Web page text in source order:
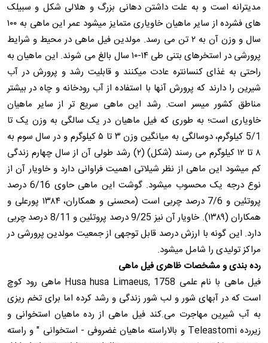
مدیترانه است و به علت داشتن دهانی بزرگ و هلالی شکل و سبیلک
های فشرده از سایر ماهیان خاویاری متمایز میشود عمر این ماهی به ۱۰۰
سال و وزن آن به ۲ تن می رسد. مولدین فیل ماهی در محیط و شرایط
پرورشی در استخرهای بتنی طی ۱۴-۱۰ سال بالغ می شوند. این ماهیان به
راحتی به غذای کنسانتره عادت میکنند و قابلیت رشد و پرورش در آب
شیرین را دارند که پرورش آنها با استفاده از آب رودخانه و چاه در بیشتر
مناطق کشور میسر است. رشد این ماهی سریع تر از سایر ماهیان
خاویاری است؛ به طوری که فیل ماهیان در یک سالگی به وزن یک تا
5/1 کیلوگرم، دوسالگی به میانگین وزن ۳ تا ۵ کیلوگرم و در سال سوم به
۸ تا ۱۲ کیلوگرم می رسند (شکل) (۲) رشد طولی آن از سال چهارم زندگی
کم میشود این ماهی از نظر شیلاتی اهمیت فراوانی دارد و خاویار آن از
نوع درجه یک محسوب میشود. گوشت این ماهی حاوی 6/16 درصد
پروتئین و 7/6 درصد چربی است (محسنی و همکاران، ۱۳۸۴ پورعلی و
همکاران (۱۳۸۹). خاویار آن نیز 9/25 درصد پروتئین و 8/11 درصد چربی
دارد. این گونه با ارزش درصد قابل توجهی از جمعیت مولدین پرورشی در
مراکز تولیدی را شامل میشود.
رده بندی و مشخصات ظاهری فیل ماهی
فیل ماهی با نام علمی 1758 ,Husa husa Limaeus ماهی رود کوچ
است که در آبهای شور و لب شور زندگی و رشد کرده اما برای تخم ریزی
به آب شیرین مهاجرت می.کند فیل ماهی از رده ماهیان استخوانی و
زیررده Teleastomi و بالاراسته ماهیان غضروفی - استخوانی " و راسته